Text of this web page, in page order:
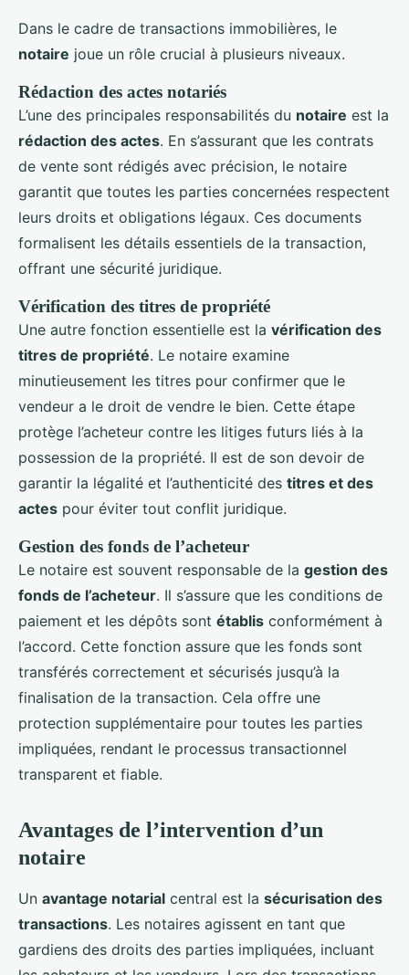
Dans le cadre de transactions immobilières, le
notaire joue un rôle crucial à plusieurs niveaux.
Rédaction des actes notariés
L’une des principales responsabilités du notaire est la
rédaction des actes. En s’assurant que les contrats
de vente sont rédigés avec précision, le notaire
garantit que toutes les parties concernées respectent
leurs droits et obligations légaux. Ces documents
formalisent les détails essentiels de la transaction,
offrant une sécurité juridique.
Vérification des titres de propriété
Une autre fonction essentielle est la vérification des
titres de propriété. Le notaire examine
minutieusement les titres pour confirmer que le
vendeur a le droit de vendre le bien. Cette étape
protège l’acheteur contre les litiges futurs liés à la
possession de la propriété. Il est de son devoir de
garantir la légalité et l’authenticité des titres et des
actes pour éviter tout conflit juridique.
Gestion des fonds de l’acheteur
Le notaire est souvent responsable de la gestion des
fonds de l’acheteur. Il s’assure que les conditions de
paiement et les dépôts sont établis conformément à
l’accord. Cette fonction assure que les fonds sont
transférés correctement et sécurisés jusqu’à la
finalisation de la transaction. Cela offre une
protection supplémentaire pour toutes les parties
impliquées, rendant le processus transactionnel
transparent et fiable.
Avantages de l’intervention d’un
notaire
Un avantage notarial central est la sécurisation des
transactions. Les notaires agissent en tant que
gardiens des droits des parties impliquées, incluant